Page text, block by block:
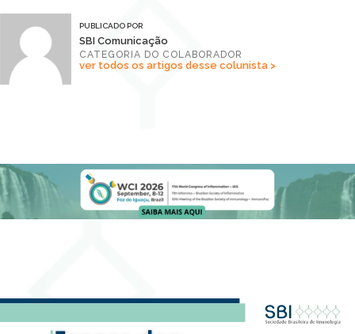
PUBLICADO POR
SBI Comunicação
CATEGORIA DO COLABORADOR
ver todos os artigos desse colunista >